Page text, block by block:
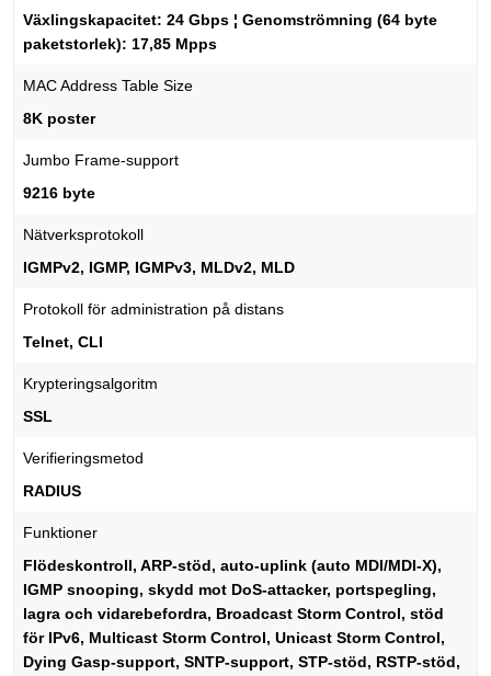
Växlingskapacitet: 24 Gbps ¦ Genomströmning (64 byte
paketstorlek): 17,85 Mpps
MAC Address Table Size
8K poster
Jumbo Frame-support
9216 byte
Nätverksprotokoll
IGMPv2, IGMP, IGMPv3, MLDv2, MLD
Protokoll för administration på distans
Telnet, CLI
Krypteringsalgoritm
SSL
Verifieringsmetod
RADIUS
Funktioner
Flödeskontroll, ARP-stöd, auto-uplink (auto MDI/MDI-X),
IGMP snooping, skydd mot DoS-attacker, portspegling,
lagra och vidarebefordra, Broadcast Storm Control, stöd
för IPv6, Multicast Storm Control, Unicast Storm Control,
Dying Gasp-support, SNTP-support, STP-stöd, RSTP-stöd,